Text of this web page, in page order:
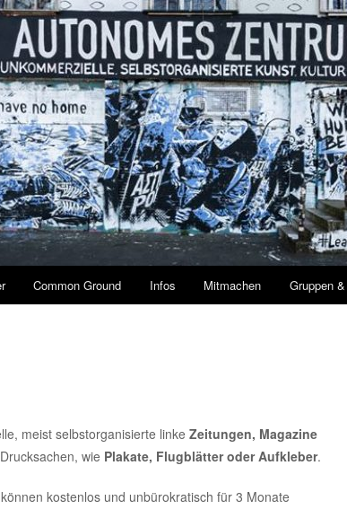
Common Ground Infos Mitmachen Gruppen
meist selbstorganisierte linke Zeitungen, Magazine
wie Plakate, Flugblätter oder Aufkleber.
können kostenlos und unbürokratisch für 3 Monate